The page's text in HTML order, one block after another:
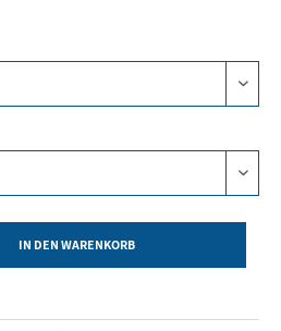
IN DEN WARENKORB